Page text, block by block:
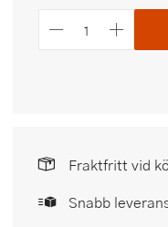
Fraktfritt vid
Snabb